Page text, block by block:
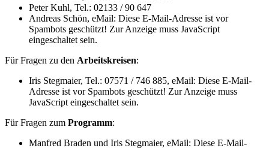
Peter Kuhl, Tel.: 02133 / 90 647
Andreas Schön, eMail: Diese E-Mail-Adresse ist vor
Spambots geschützt! Zur Anzeige muss JavaScript
eingeschaltet sein.
Für Fragen zu den Arbeitskreisen:
Iris Stegmaier, Tel.: 07571 / 746 885, eMail: Diese E-Mail-
Adresse ist vor Spambots geschützt! Zur Anzeige muss
JavaScript eingeschaltet sein.
Für Fragen zum Programm:
Manfred Braden und Iris Stegmaier, eMail: Diese E-Mail-